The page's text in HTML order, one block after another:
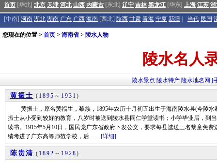
首页 [华北] 北京 天津 河北 山西 内蒙古 [东北] 辽宁 吉林 黑龙江 [华东] 上海 江苏
[中南] 河南 湖北 湖南 广东 广西 海南 [西北] 陕西 甘肃 青海 宁夏 新疆 当代 民国
您现在的位置 > 首页 > 海南省> 陵水人物
陵水名人
陵水景点 陵水特产 陵水地名网 [
黄振士 ( 1895 ～ 1931 )
黄振士，原名黄福生，黎族，1895年农历十月初五出生于海南陵水县(今陵水
振士从小受到较好的教育，八岁时被送到陵水县同仁学堂读书；小学毕业后，到
读书。1915年5月10日，国民党广东省政府下发公文，要求每县选送三名黎童免
绩考进了广东高等师范学校，后……[详细]
陈贵清 ( 1892 ～ 1928)